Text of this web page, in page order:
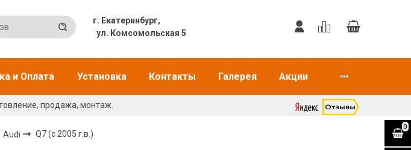
г. Екатеринбург,
ул. Комсомольская 5
и Оплата Установка Контакты Галерея Акции
продажа, монтаж.
Audi Q7 (с 2005 г.в.)
0